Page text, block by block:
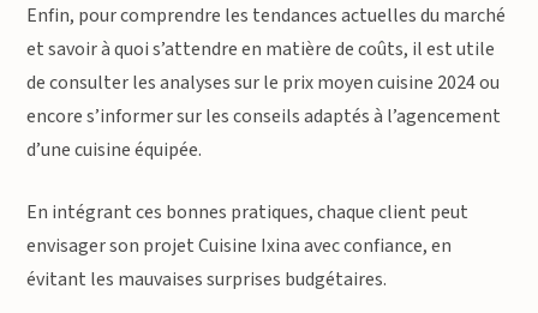
Enfin, pour comprendre les tendances actuelles du marché
et savoir à quoi s’attendre en matière de coûts, il est utile
de consulter les analyses sur le prix moyen cuisine 2024 ou
encore s’informer sur les conseils adaptés à l’agencement
d’une cuisine équipée.
En intégrant ces bonnes pratiques, chaque client peut
envisager son projet Cuisine Ixina avec confiance, en
évitant les mauvaises surprises budgétaires.